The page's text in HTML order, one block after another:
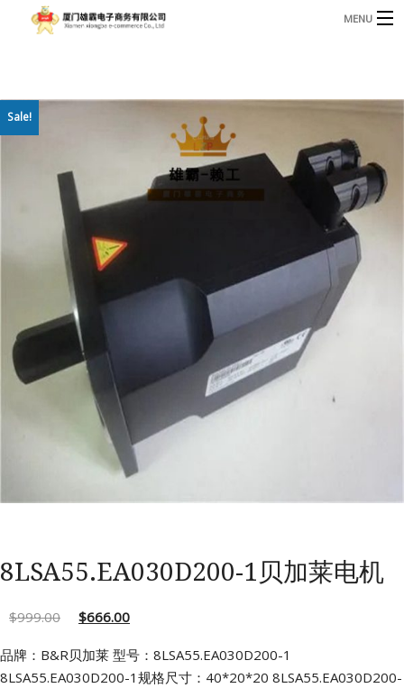
MENU
首页
关于我们
联系我们
Sale!
8LSA55.EA030D200-1贝加莱电机
$999.00 $666.00
品牌：B&R贝加莱 型号：8LSA55.EA030D200-1
8LSA55.EA030D200-1规格尺寸：40*20*20 8LSA55.EA030D200-